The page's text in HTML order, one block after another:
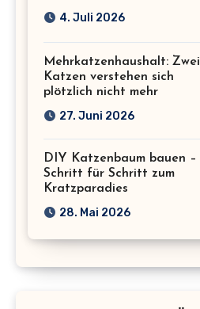
4. Juli 2026
Mehrkatzenhaushalt: Zwei
Katzen verstehen sich
plötzlich nicht mehr
27. Juni 2026
DIY Katzenbaum bauen –
Schritt für Schritt zum
Kratzparadies
28. Mai 2026